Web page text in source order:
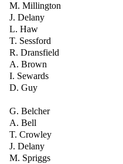
M. Millington
J. Delany
L. Haw
T. Sessford
R. Dransfield
A. Brown
I. Sewards
D. Guy
G. Belcher
A. Bell
T. Crowley
J. Delany
M. Spriggs